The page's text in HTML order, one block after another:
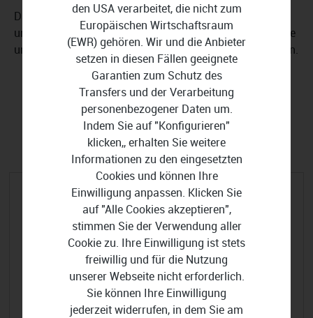
Das Scannen von Assets und Inventar ermöglicht eine
umfassende Bestandserfassung von Hardware, Software
und Betriebssystemen einschließlich deren Konfiguration.
FILTER EINBLENDEN
den USA verarbeitet, die nicht zum
Europäischen Wirtschaftsraum
(EWR) gehören. Wir und die Anbieter
setzen in diesen Fällen geeignete
Garantien zum Schutz des
Transfers und der Verarbeitung
personenbezogener Daten um.
Indem Sie auf "Konfigurieren"
klicken,, erhalten Sie weitere
Informationen zu den eingesetzten
Cookies und können Ihre
Einwilligung anpassen. Klicken Sie
auf "Alle Cookies akzeptieren",
stimmen Sie der Verwendung aller
Cookie zu. Ihre Einwilligung ist stets
freiwillig und für die Nutzung
unserer Webseite nicht erforderlich.
Sie können Ihre Einwilligung
jederzeit widerrufen, in dem Sie am